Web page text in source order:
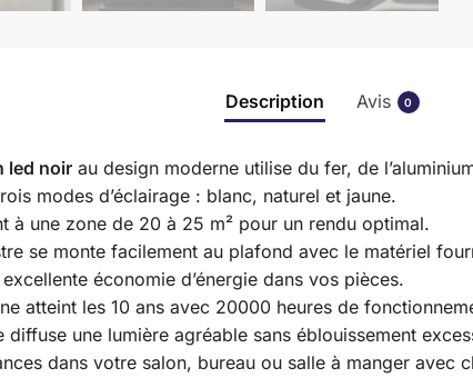
Description Avis 0
led noirau design moderne utilise du fer, de
modes d’éclairage : blanc, naturel et jaune.
à une zone de 20 à 25 m² pour un rendu optimal.
se monte facilement au plafond avec le matériel
économie d’énergie dans vos pièces.
atteint les 10 ans avec 20000 heures de
diffuse une lumière agréable sans éblouissement
dans votre salon, bureau ou salle à manger avec